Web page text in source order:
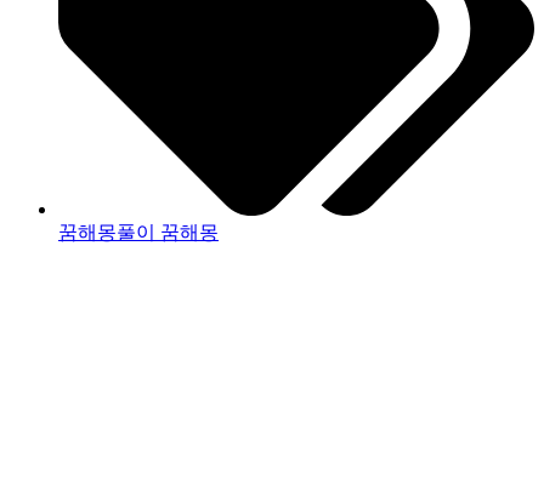
꿈해몽풀이 꿈해몽